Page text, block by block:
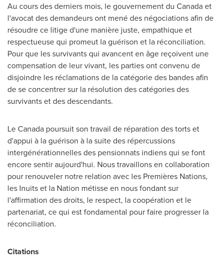
Au cours des derniers mois, le gouvernement du Canada et
l'avocat des demandeurs ont mené des négociations afin de
résoudre ce litige d'une manière juste, empathique et
respectueuse qui promeut la guérison et la réconciliation.
Pour que les survivants qui avancent en âge reçoivent une
compensation de leur vivant, les parties ont convenu de
disjoindre les réclamations de la catégorie des bandes afin
de se concentrer sur la résolution des catégories des
survivants et des descendants.
Le Canada poursuit son travail de réparation des torts et
d'appui à la guérison à la suite des répercussions
intergénérationnelles des pensionnats indiens qui se font
encore sentir aujourd'hui. Nous travaillons en collaboration
pour renouveler notre relation avec les Premières Nations,
les Inuits et la Nation métisse en nous fondant sur
l'affirmation des droits, le respect, la coopération et le
partenariat, ce qui est fondamental pour faire progresser la
réconciliation.
Citations